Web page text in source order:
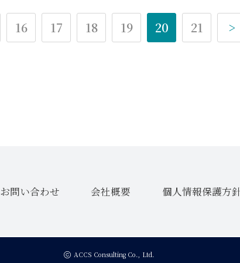
16 17 18 19 20 21 >
お問い合わせ 会社概要 個人情報保護方
copyright
ACCS Consulting Co., Ltd.